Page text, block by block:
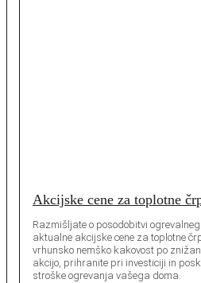
Akcijske cene za toplotne
Razmišljate o posodobitvi
aktualne akcijske cene za toplotne
vrhunsko nemško kakovost po
akcijo, prihranite pri investiciji in
stroške ogrevanja vašega doma.